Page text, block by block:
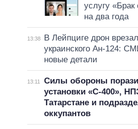
услугу
на два года
13:38
В Лейпциге дрон
украинского Ан-124:
новые детали
13:11
Силы обороны
установки «С-400»,
Татарстане и
оккупантов